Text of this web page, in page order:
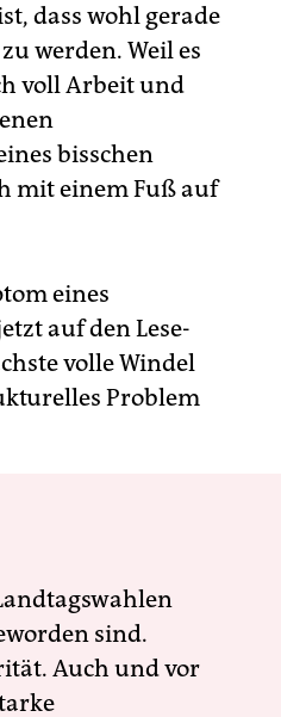
dass wohl gerade
werden. Weil es
voll Arbeit und
bisschen
mit einem Fuß auf
eines
auf den Le­se­
volle Windel
Problem
sind.
Auch und vor